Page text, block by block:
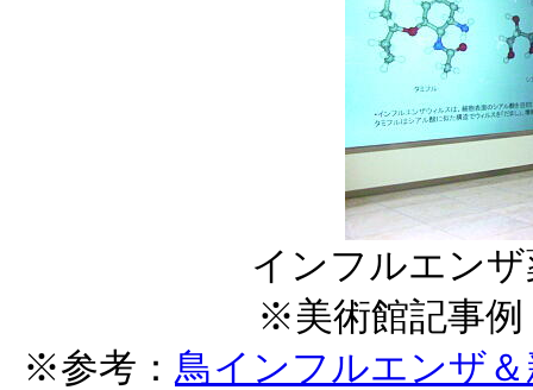
インフルエン
※美術館記事例
※参考： 鳥インフルエンザ